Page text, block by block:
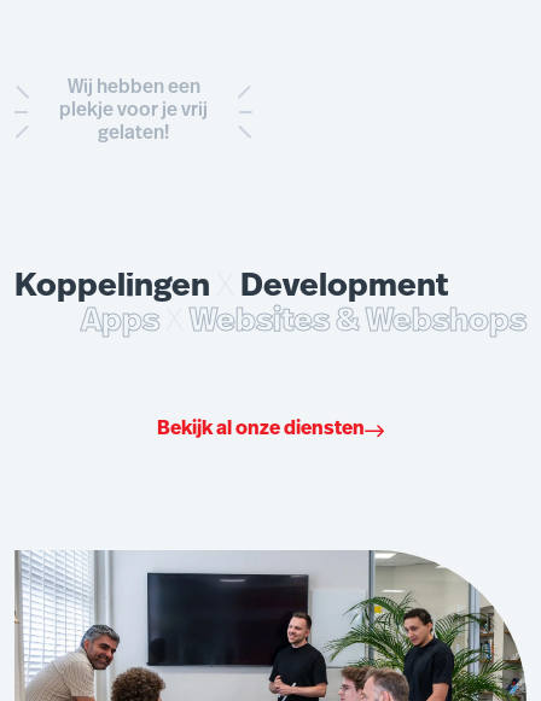
Wij hebben een
plekje voor je vrij
gelaten!
Koppelingen
Development
Apps
Websites & Webshops
Bekijk al onze diensten